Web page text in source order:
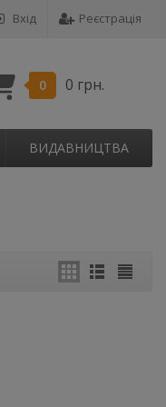
Вхід Реєстрація
0 0 грн.
ВИДАВНИЦТВА